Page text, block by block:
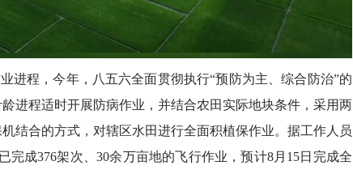
进程，今年，八五六全面贯彻执行“预防为主、综合防治”的
进程适时开展防病作业，并结合农田实际地块条件，采用两
结合的方式，对辖区水田进行全面积植保作业。据工作人员
完成376架次、30余万亩地的飞行作业，预计8月15日完成全